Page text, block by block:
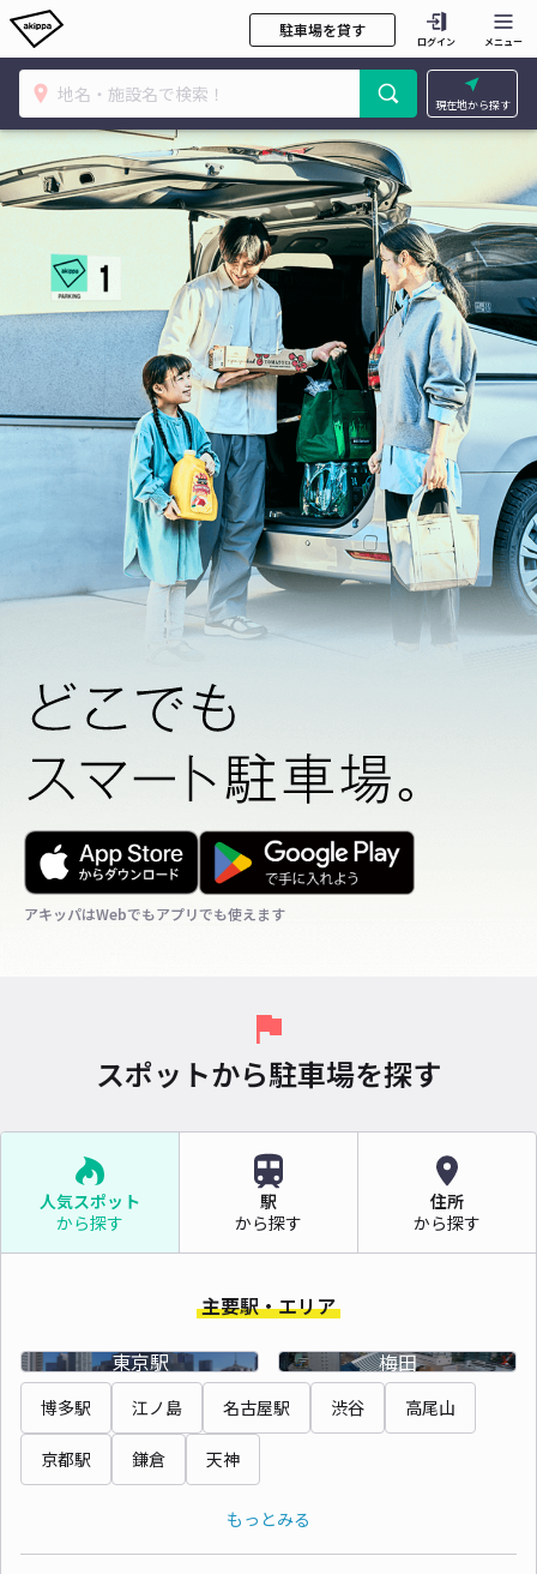
駐車場を貸す
ログイン メニュー
現在地から探す
アキッパはWebでもアプリでも使えます
アキッパはWebでもアプリでも使えます
アキッパはWebでもアプリでも使えます
スポットから駐車場を探す
人気スポット
から探す
駅
から探す
住所
から探す
主要駅・エリア
東京駅
梅田
博多駅 江ノ島 名古屋駅 渋谷 高尾山
京都駅 鎌倉 天神
もっとみる